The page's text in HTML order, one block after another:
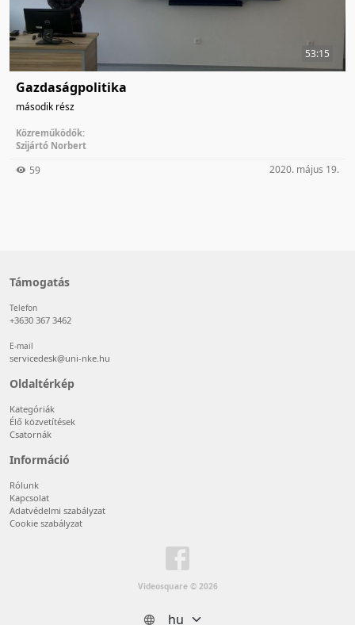
53:15
Gazdaságpolitika
második rész
Közreműködők:
Szijártó Norbert
59 2020. május 19.
Támogatás
Telefon
+3630 367 3462
E-mail
servicedesk@uni-nke.hu
Oldaltérkép
Kategóriák
Élő közvetítések
Csatornák
Információ
Rólunk
Kapcsolat
Adatvédelmi szabályzat
Cookie szabályzat
Videosquare © 2026